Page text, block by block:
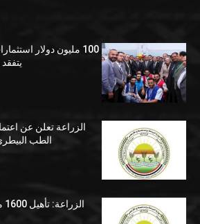
100 مليون دولار
الزراعة تعلن عن
الطب